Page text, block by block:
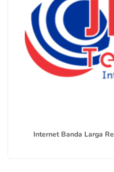
Internet Banda Larga